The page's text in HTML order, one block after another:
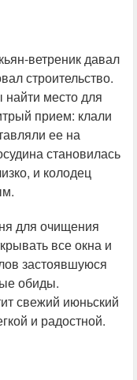
ветреник давал
строительство.
место для
прием: клали
ее на
становилась
и колодец
для очищения
все окна и
застоявшуюся
обиды.
свежий июньский
и радостной.